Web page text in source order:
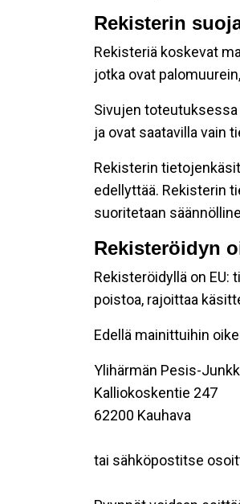
Rekisterin
Rekisteriä koskevat
jotka ovat
Sivujen
ja ovat saatavilla vain
Rekisterin
edellyttää. Rekisterin
suoritetaan
Rekisteröidyn
Rekisteröidyllä on
poistoa, rajoittaa
Edellä mainittuihin
Ylihärmän Pesis-
Kalliokoskentie 247
62200 Kauhava
tai sähköpostitse